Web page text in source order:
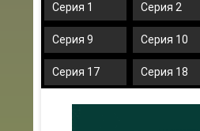
Серия 1 Серия 2
Серия 9 Серия 10
Серия 17 Серия 18